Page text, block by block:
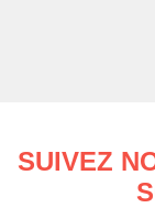
SUIVEZ